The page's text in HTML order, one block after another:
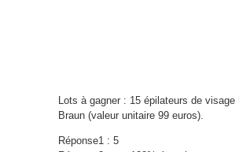
Lots à gagner : 15 épilateurs de visage
Braun (valeur unitaire 99 euros).
Réponse1 : 5